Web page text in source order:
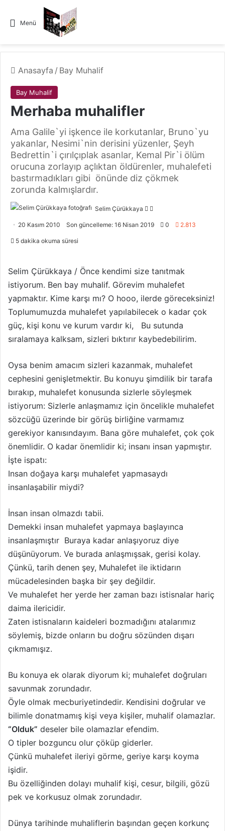
Menü
Anasayfa / Bay Muhalif
Bay Muhalif
Merhaba muhalifler
Ama Galile`yi işkence ile korkutanlar, Bruno`yu
yakanlar, Nesimi`nin derisini yüzenler, Şeyh
Bedrettin`i çırılçıplak asanlar, Kemal Pir`i ölüm
orucuna zorlayıp açlıktan öldürenler, muhalefeti
bastırmadıkları gibi önünde diz çökmek
zorunda kalmışlardır.
Selim Çürükkaya
F
o
w
i
p
a
g
ö
d
e
r
20 Kasım 2010 Son güncelleme: 16 Nisan 2019 0 2.813
5 dakika okuma süresi
Selim Çürükkaya / Önce kendimi size tanıtmak
istiyorum. Ben bay muhalif. Görevim muhalefet
yapmaktır. Kime karşı mı? O hooo, ilerde göreceksiniz!
Toplumumuzda muhalefet yapılabilecek o kadar çok
güç, kişi konu ve kurum vardır ki, Bu sutunda
sıralamaya kalksam, sizleri bıktırır kaybedebilirim.
Oysa benim amacım sizleri kazanmak, muhalefet
cephesini genişletmektir. Bu konuyu şimdilik bir tarafa
bırakıp, muhalefet konusunda sizlerle söyleşmek
istiyorum: Sizlerle anlaşmamız için öncelikle muhalefet
sözcüğü üzerinde bir görüş birliğine varmamız
gerekiyor kanısındayım. Bana göre muhalefet, çok çok
önemlidir. O kadar önemlidir ki; insanı insan yapmıştır.
İşte ispatı:
Insan doğaya karşı muhalefet yapmasaydı
insanlaşabilir miydi?
İnsan insan olmazdı tabii.
Demekki insan muhalefet yapmaya başlayınca
insanlaşmıştır Buraya kadar anlaşıyoruz diye
düşünüyorum. Ve burada anlaşmışsak, gerisi kolay.
Çünkü, tarih denen şey, Muhalefet ile iktidarın
mücadelesinden başka bir şey değildir.
Ve muhalefet her yerde her zaman bazı istisnalar hariç
daima ilericidir.
Zaten istisnaların kaideleri bozmadığını atalarımız
söylemiş, bizde onların bu doğru sözünden dışarı
çıkmamışız.
Bu konuya ek olarak diyorum ki; muhalefet doğruları
savunmak zorundadır.
Öyle olmak mecburiyetindedir. Kendisini doğrular ve
bilimle donatmamış kişi veya kişiler, muhalif olamazlar.
“Olduk” deseler bile olamazlar efendim.
O tipler bozguncu olur çöküp giderler.
Çünkü muhalefet ileriyi görme, geriye karşı koyma
işidir.
Bu özelliğinden dolayı muhalif kişi, cesur, bilgili, gözü
pek ve korkusuz olmak zorundadır.
Dünya tarihinde muhaliflerin başından geçen korkunç